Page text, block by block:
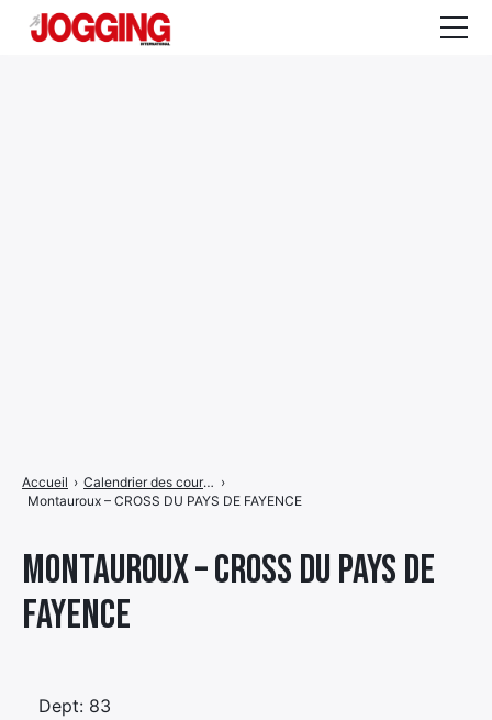
Montauroux – CROSS DU PAYS DE
FAYENCE
Accueil › Calendrier des courses ›
Montauroux – CROSS DU PAYS DE FAYENCE
Dept: 83
de
menu
Élément
de
Élément
de